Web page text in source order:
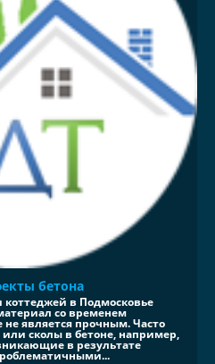
бетона
в Подмосковье
со временем
является прочным. Часто
сколы в бетоне, например,
в результате